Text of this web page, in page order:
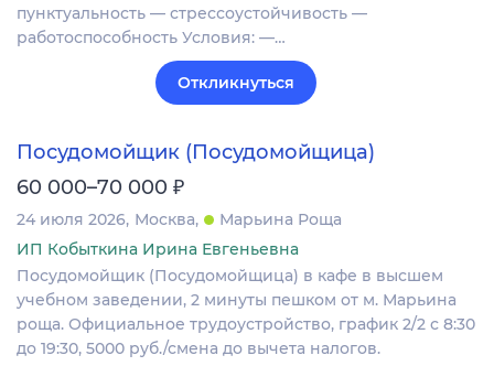
пунктуальность — стрессоустойчивость —
работоспособность Условия: —…
Откликнуться
Посудомойщик (Посудомойщица)
60 000–70 000 ₽
24 июля 2026 Москва
Марьина Роща
ИП Кобыткина Ирина Евгеньевна
Посудомойщик (Посудомойщица) в кафе в высшем
учебном заведении, 2 минуты пешком от м. Марьина
роща. Официальное трудоустройство, график 2/2 с 8:30
до 19:30, 5000 руб./смена до вычета налогов.